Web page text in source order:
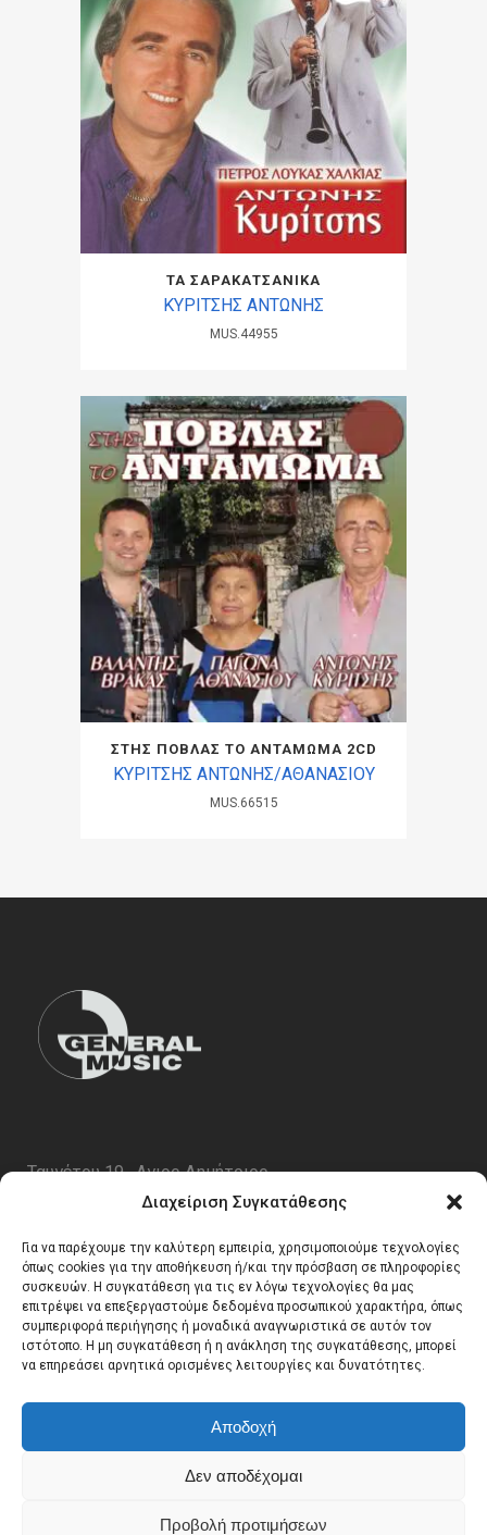
Διαχείριση Συγκατάθεσης
Για να παρέχουμε την καλύτερη εμπειρία, χρησιμοποιούμε τεχνολογίες
όπως cookies για την αποθήκευση ή/και την πρόσβαση σε πληροφορίες
συσκευών. Η συγκατάθεση για τις εν λόγω τεχνολογίες θα μας
επιτρέψει να επεξεργαστούμε δεδομένα προσωπικού χαρακτήρα, όπως
συμπεριφορά περιήγησης ή μοναδικά αναγνωριστικά σε αυτόν τον
ιστότοπο. Η μη συγκατάθεση ή η ανάκληση της συγκατάθεσης, μπορεί
να επηρεάσει αρνητικά ορισμένες λειτουργίες και δυνατότητες.
Αποδοχή
Δεν αποδέχομαι
Προβολή προτιμήσεων
ΤΑ ΣΑΡΑΚΑΤΣΑΝΙΚΑ
ΚΥΡΙΤΣΗΣ ΑΝΤΩΝΗΣ
MUS.44955
ΣΤΗΣ ΠΟΒΛΑΣ ΤΟ ΑΝΤΑΜΩΜΑ 2CD
ΚΥΡΙΤΣΗΣ ΑΝΤΩΝΗΣ/ΑΘΑΝΑΣΙΟΥ
MUS.66515
Ταυγέτου 19 , Αγιος Δημήτριος
email:info@generalmusic.gr
Ωρες Λειτουργίας:
Δευτέρα – Παρασκευή 10:00 – 17:00